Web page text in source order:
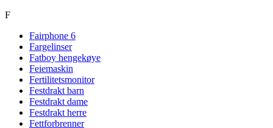
F
Fairphone 6
Fargelinser
Fatboy hengekøye
Feiemaskin
Fertilitetsmonitor
Festdrakt barn
Festdrakt dame
Festdrakt herre
Fettforbrenner